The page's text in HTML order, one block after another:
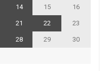
14 15 16
21 22 23
28 29 30